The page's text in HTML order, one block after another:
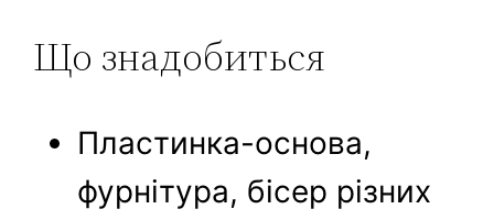
Що знадобиться
Плаcтинка-основа,
фурнітура, бісер різних